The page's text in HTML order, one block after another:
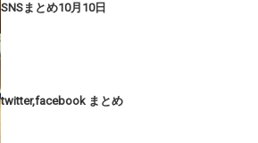
SNSまとめ10月10日
twitter,facebook まとめ